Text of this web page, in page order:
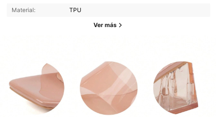
Material: TPU
Ver más
4.83 6.3K Seguidores